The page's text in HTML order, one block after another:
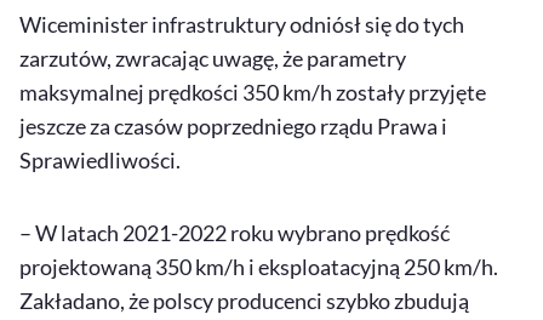
Wiceminister infrastruktury odniósł się do tych
zarzutów, zwracając uwagę, że parametry
maksymalnej prędkości 350 km/h zostały przyjęte
jeszcze za czasów poprzedniego rządu Prawa i
Sprawiedliwości.
– W latach 2021-2022 roku wybrano prędkość
projektowaną 350 km/h i eksploatacyjną 250 km/h.
Zakładano, że polscy producenci szybko zbudują